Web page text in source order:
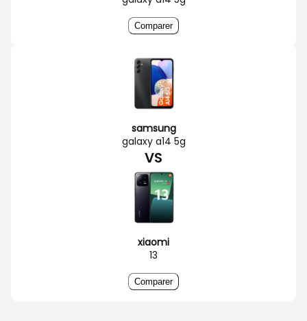
Comparer
samsung
galaxy a14 5g
VS
xiaomi
13
Comparer